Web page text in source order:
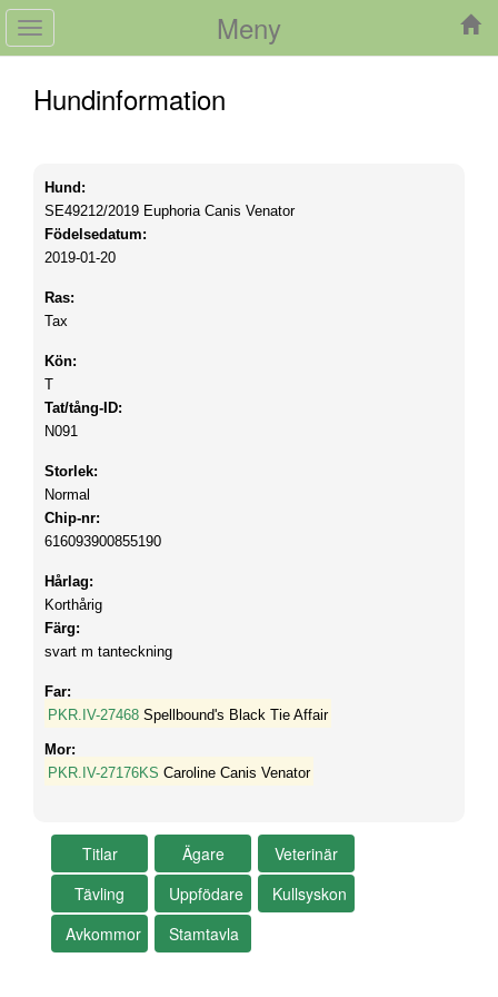
Meny
Toggle
navigation
Hundinformation
Hund:
SE49212/2019 Euphoria Canis Venator
Födelsedatum:
2019-01-20
Ras:
Tax
Kön:
T
Tat/tång-ID:
N091
Storlek:
Normal
Chip-nr:
616093900855190
Hårlag:
Korthårig
Färg:
svart m tanteckning
Far:
PKR.IV-27468 Spellbound's Black Tie Affair
Mor:
PKR.IV-27176KS Caroline Canis Venator